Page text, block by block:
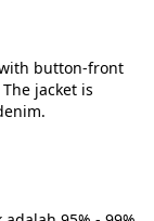
button-front
jacket is